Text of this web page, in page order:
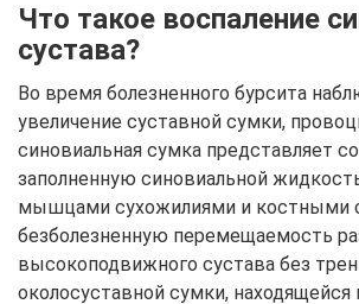
Что такое воспаление
сустава?
Во время болезненного бурсита
увеличение суставной сумки,
синовиальная сумка представляет
заполненную синовиальной
мышцами сухожилиями и костными
безболезненную перемещаемость
высокоподвижного сустава без
околосуставной сумки,